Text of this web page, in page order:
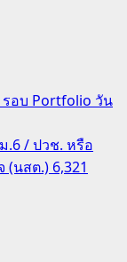
รอบ Portfolio วัน
.6 / ปวช. หรือ
(นสต.) 6,321